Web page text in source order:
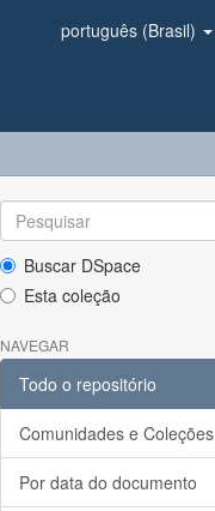
português (Brasil)
Buscar DSpace
Esta coleção
NAVEGAR
Todo o repositório
Comunidades e Coleções
Por data do documento